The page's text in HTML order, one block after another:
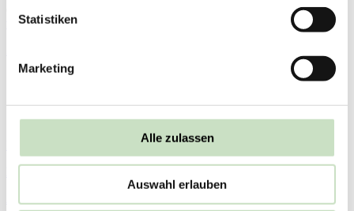
Statistiken
Marketing
Alle zulassen
Auswahl erlauben
www.steyler-
fair-invest.de/report
Steyler Fair Invest